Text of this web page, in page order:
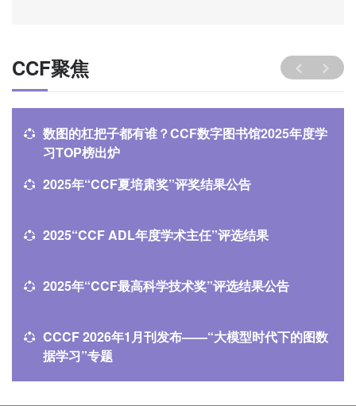
CCF聚焦
数图的杠把子都有谁？CCF数字图书馆2025年度学
习TOP榜出炉
2025年“CCF夏培肃奖”评奖结果公告
2025“CCF ADL年度学术主任”评选结果
2025年“CCF最高科学技术奖”评选结果公告
CCCF 2026年1月刊发布——“大模型时代下的图数
据学习”专题